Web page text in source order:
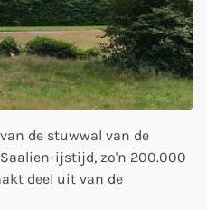
de stuwwal van de
ijstijd, zo'n 200.000
deel uit van de